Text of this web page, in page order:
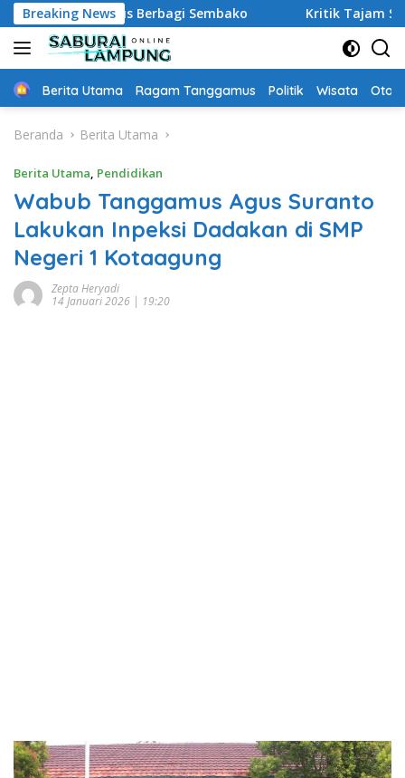
Langsung
ke
konten
Breaking News
Berbagi Sembako Kritik Tajam Sekda
Home
Berita Utama Ragam Tanggamus Politik Wisata Oto
Beranda Berita Utama
Berita Utama, Pendidikan
Wabub Tanggamus Agus Suranto
Lakukan Inpeksi Dadakan di SMP
Negeri 1 Kotaagung
Zepta Heryadi
14 Januari 2026 | 19:20